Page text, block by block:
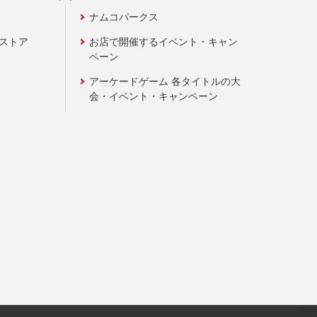
トア
ナムコパークス
お店で開催するイベント・キャン
ペーン
アーケードゲーム 各タイトルの大
会・イベント・キャンペーン